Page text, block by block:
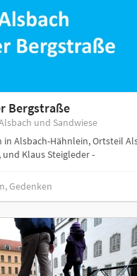
Bergstraße
und Sandwiese
in Alsbach-Hähnlein, Ortsteil
Klaus Steigleder -
Gedenken